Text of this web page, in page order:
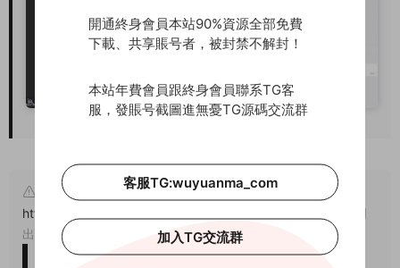
原文鏈接：
https://www.wuyuanma.com/wzym/5522.html
出處。
開通終身會員本站90%資源全部免費
下載、共享賬号者，被封禁不解封！
本站年費會員跟終身會員聯系TG客
服，發賬号截圖進無憂TG源碼交流群
客服TG:wuyuanma_com
加入TG交流群